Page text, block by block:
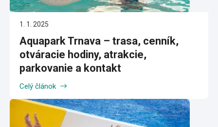
1. 1. 2025
Aquapark Trnava – trasa, cenník,
otváracie hodiny, atrakcie,
parkovanie a kontakt
Celý článok